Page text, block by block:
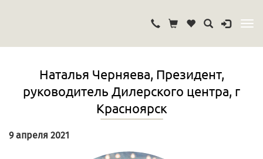
Наталья Черняева, Президент,
руководитель Дилерского центра, г
Красноярск
9 апреля 2021